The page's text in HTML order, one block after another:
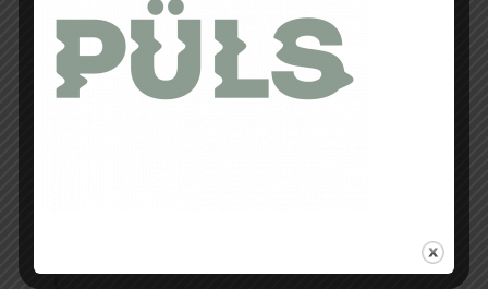
Je trouve que c’est une bonne initiative
carla marque Nippone arrive ainsi à
proposer unproduit idéal pour le
quotidien. La souplesse et la liberté de
mouvement qu’offrent ce modèle en font
donc un compagnon idéal sur mes